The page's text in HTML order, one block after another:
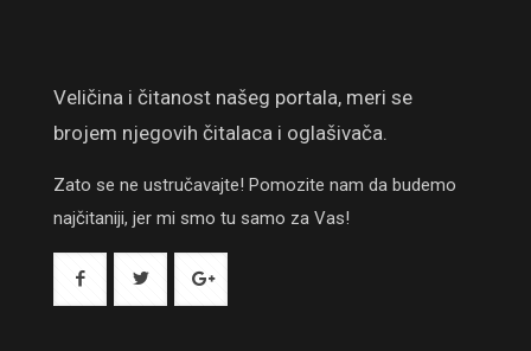
Veličina i čitanost našeg portala, meri se
brojem njegovih čitalaca i oglašivača.
Zato se ne ustručavajte! Pomozite nam da budemo
najčitaniji, jer mi smo tu samo za Vas!